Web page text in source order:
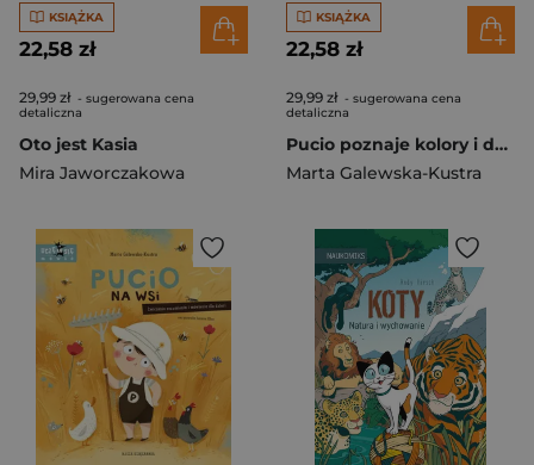
KSIĄŻKA
22,58 zł
29,99 zł - sugerowana cena
detaliczna
Oto jest Kasia
Mira Jaworczakowa
KSIĄŻKA
22,58 zł
29,99 zł - sugerowana cena
detaliczna
Pucio poznaje kolory i dźwięki wyd. 2025
Marta Galewska-Kustra